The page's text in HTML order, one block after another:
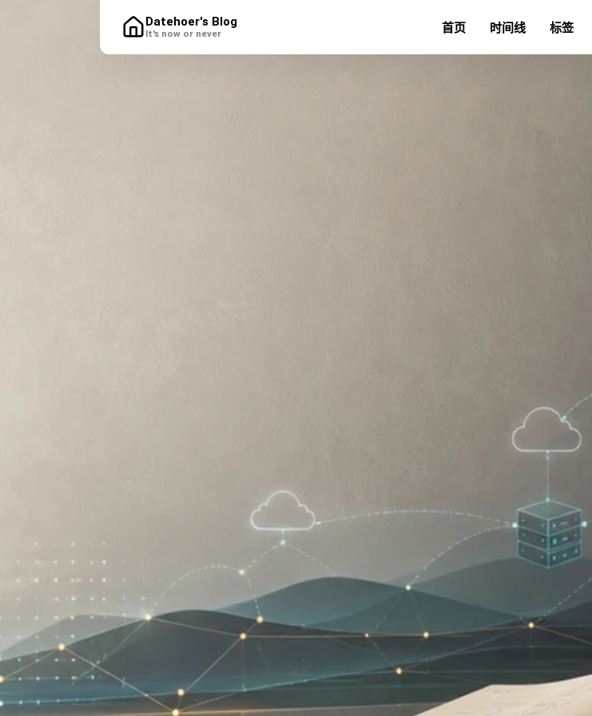
Datehoer's Blog
It's now or never 首页 时间线 标签